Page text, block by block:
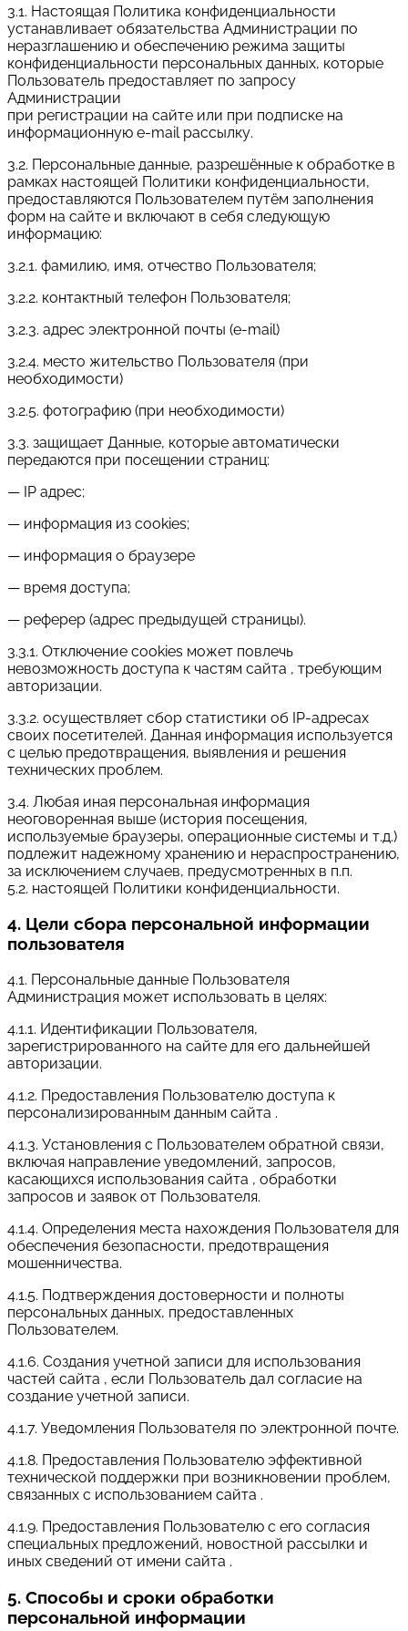
3.1. Настоящая Политика конфиденциальности
устанавливает обязательства Администрации по
неразглашению и обеспечению режима защиты
конфиденциальности персональных данных, которые
Пользователь предоставляет по запросу
Администрации
при регистрации на сайте или при подписке на
информационную e-mail рассылку.
3.2. Персональные данные, разрешённые к обработке в
рамках настоящей Политики конфиденциальности,
предоставляются Пользователем путём заполнения
форм на сайте и включают в себя следующую
информацию:
3.2.1. фамилию, имя, отчество Пользователя;
3.2.2. контактный телефон Пользователя;
3.2.3. адрес электронной почты (e-mail)
3.2.4. место жительство Пользователя (при
необходимости)
3.2.5. фотографию (при необходимости)
3.3. защищает Данные, которые автоматически
передаются при посещении страниц:
— IP адрес;
— информация из cookies;
— информация о браузере
— время доступа;
— реферер (адрес предыдущей страницы).
3.3.1. Отключение cookies может повлечь
невозможность доступа к частям сайта , требующим
авторизации.
3.3.2. осуществляет сбор статистики об IP-адресах
своих посетителей. Данная информация используется
с целью предотвращения, выявления и решения
технических проблем.
3.4. Любая иная персональная информация
неоговоренная выше (история посещения,
используемые браузеры, операционные системы и т.д.)
подлежит надежному хранению и нераспространению,
за исключением случаев, предусмотренных в п.п.
5.2. настоящей Политики конфиденциальности.
4. Цели сбора персональной информации
пользователя
4.1. Персональные данные Пользователя
Администрация может использовать в целях:
4.1.1. Идентификации Пользователя,
зарегистрированного на сайте для его дальнейшей
авторизации.
4.1.2. Предоставления Пользователю доступа к
персонализированным данным сайта .
4.1.3. Установления с Пользователем обратной связи,
включая направление уведомлений, запросов,
касающихся использования сайта , обработки
запросов и заявок от Пользователя.
4.1.4. Определения места нахождения Пользователя для
обеспечения безопасности, предотвращения
мошенничества.
4.1.5. Подтверждения достоверности и полноты
персональных данных, предоставленных
Пользователем.
4.1.6. Создания учетной записи для использования
частей сайта , если Пользователь дал согласие на
создание учетной записи.
4.1.7. Уведомления Пользователя по электронной почте.
4.1.8. Предоставления Пользователю эффективной
технической поддержки при возникновении проблем,
связанных с использованием сайта .
4.1.9. Предоставления Пользователю с его согласия
специальных предложений, новостной рассылки и
иных сведений от имени сайта .
5. Способы и сроки обработки
персональной информации